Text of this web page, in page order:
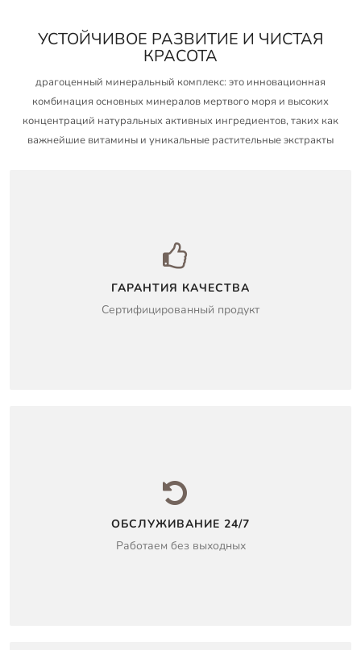
УСТОЙЧИВОЕ РАЗВИТИЕ И ЧИСТАЯ
КРАСОТА
драгоценный минеральный комплекс: это инновационная
комбинация основных минералов мертвого моря и высоких
концентраций натуральных активных ингредиентов, таких как
важнейшие витамины и уникальные растительные экстракты
ГАРАНТИЯ КАЧЕСТВА
Сертифицированный продукт
ОБСЛУЖИВАНИЕ 24/7
Работаем без выходных